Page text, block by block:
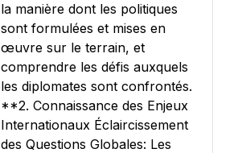
la manière dont les politiques
sont formulées et mises en
œuvre sur le terrain, et
comprendre les défis auxquels
les diplomates sont confrontés.
**2. Connaissance des Enjeux
Internationaux Éclaircissement
des Questions Globales: Les